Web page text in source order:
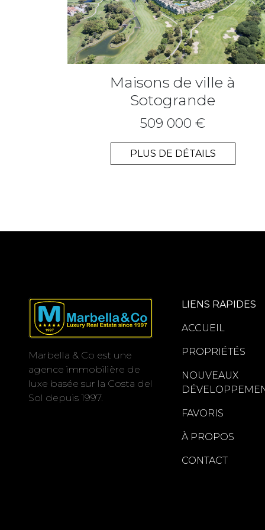
Maisons de ville à
Sotogrande
509 000 €
PLUS DE DÉTAILS
Marbella & Co est une
agence immobilière de
luxe basée sur la Costa del
Sol depuis 1997.
LIENS RAPIDES
ACCUEIL
PROPRIÉTÉS
NOUVEAUX
FAVORIS
À PROPOS
CONTACT